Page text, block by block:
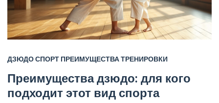
ДЗЮДОСПОРТПРЕИМУЩЕСТВАТРЕНИРОВКИ
Преимущества дзюдо: для кого
подходит этот вид спорта